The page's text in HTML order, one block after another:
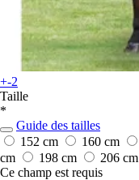
+-2
Taille
*
Guide des tailles
152 cm
160 cm
cm
198 cm 206 cm
Ce champ est requis